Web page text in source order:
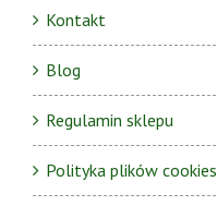
Kontakt
Blog
Regulamin sklepu
Polityka plików cookies